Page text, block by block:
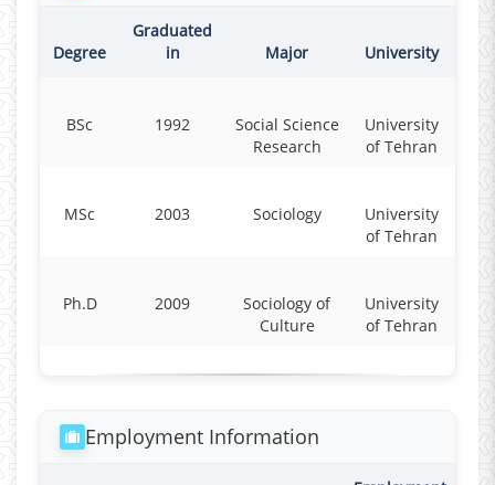
Degree
Graduated
in
Major University
BSc 1992
Social Science
Research
University
of Tehran
MSc 2003 Sociology
University
of Tehran
Ph.D 2009
Sociology of
Culture
University
of Tehran
Employment Information